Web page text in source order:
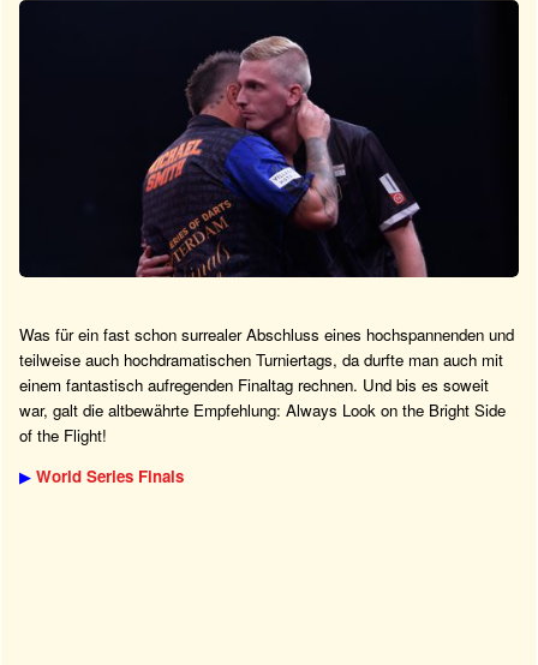
Was für ein fast schon surrealer Abschluss eines hochspannenden und
teilweise auch hochdramatischen Turniertags, da durfte man auch mit
einem fantastisch aufregenden Finaltag rechnen. Und bis es soweit
war, galt die altbewährte Empfehlung: Always Look on the Bright Side
of the Flight!
▶ World Series Finals